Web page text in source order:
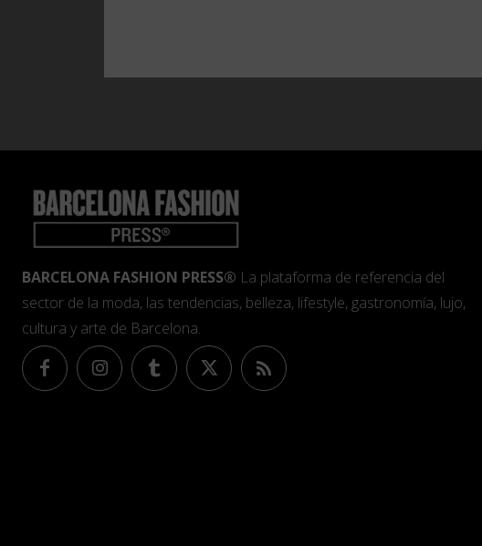
BARCELONA FASHION PRESS® La plataforma de referencia del
sector de la moda, las tendencias, belleza, lifestyle, gastronomía, lujo,
cultura y arte de Barcelona.